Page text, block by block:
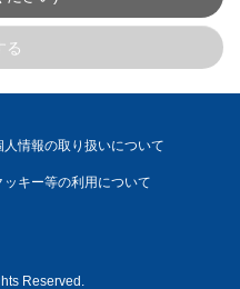
る
人情報の取り扱いについて
ッキー等の利用について
Reserved.